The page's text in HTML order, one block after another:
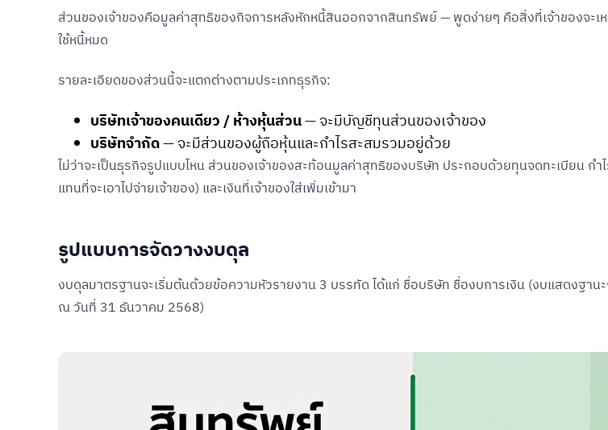
ส่วนของเจ้าของคือมูลค่าสุทธิของกิจการหลังหักหนี้สินออกจากสินทรัพย์ — พูดง่ายๆ คือสิ่งที่เจ้าของจะเ
ใช้หนี้หมด
รายละเอียดของส่วนนี้จะแตกต่างตามประเภทธุรกิจ:
บริษัทเจ้าของคนเดียว / ห้างหุ้นส่วน— จะมีบัญชีทุนส่วนของเจ้าของ
บริษัทจำกัด— จะมีส่วนของผู้ถือหุ้นและกำไรสะสมรวมอยู่ด้วย
ไม่ว่าจะเป็นธุรกิจรูปแบบไหน ส่วนของเจ้าของสะท้อนมูลค่าสุทธิของบริษัท ประกอบด้วยทุนจดทะเบียน กำไ
แทนที่จะเอาไปจ่ายเจ้าของ) และเงินที่เจ้าของใส่เพิ่มเข้ามา
รูปแบบการจัดวางงบดุล
งบดุลมาตรฐานจะเริ่มต้นด้วยข้อความหัวรายงาน 3 บรรทัด ได้แก่ ชื่อบริษัท ชื่องบการเงิน (งบแสดงฐาน
ณ วันที่ 31 ธันวาคม 2568)